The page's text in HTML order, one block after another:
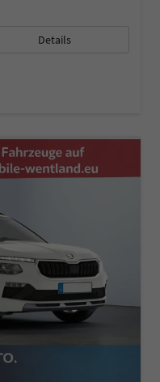
Details